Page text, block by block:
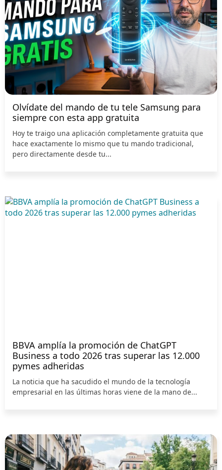
Olvídate del mando de tu tele Samsung para
siempre con esta app gratuita
Hoy te traigo una aplicación completamente gratuita que
hace exactamente lo mismo que tu mando tradicional,
pero directamente desde tu...
BBVA amplía la promoción de ChatGPT
Business a todo 2026 tras superar las 12.000
pymes adheridas
La noticia que ha sacudido el mundo de la tecnología
empresarial en las últimas horas viene de la mano de...